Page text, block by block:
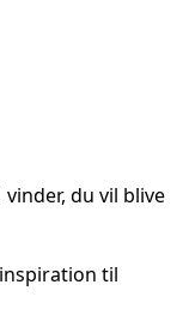
du vil blive
til